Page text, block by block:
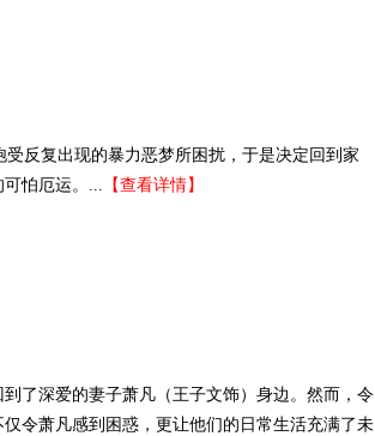
受反复出现的暴力恶梦所困扰，于是决定回到家
怕厄运。... 【查看详情】
了深爱的妻子萧凡（王子文饰）身边。然而，令
令萧凡感到困惑，更让他们的日常生活充满了未